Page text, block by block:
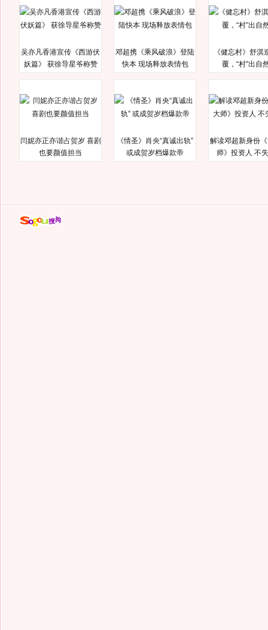
吴亦凡香港宣传《西游伏
妖篇》 获徐导星爷称赞
邓超携《乘风破浪》登陆
快本 现场释放表情包
《健忘村》舒淇
覆，“村”出自
闫妮亦正亦谐占贺岁 喜剧
也要颜值担当
《情圣》肖央“真诚出轨”
或成贺岁档爆款帝
解读邓超新身份
师》投资人 不